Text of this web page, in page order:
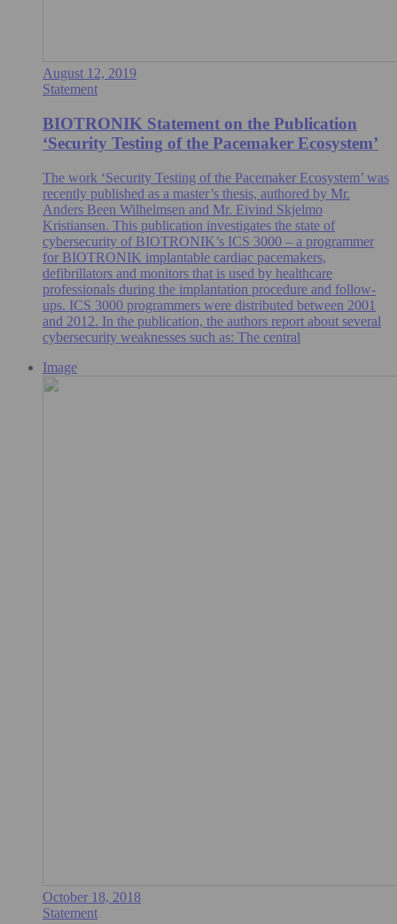
August 12, 2019
Statement
BIOTRONIK Statement on the Publication
‘Security Testing of the Pacemaker Ecosystem’
The work ‘Security Testing of the Pacemaker Ecosystem’ was
recently published as a master’s thesis, authored by Mr.
Anders Been Wilhelmsen and Mr. Eivind Skjelmo
Kristiansen. This publication investigates the state of
cybersecurity of BIOTRONIK’s ICS 3000 – a programmer
for BIOTRONIK implantable cardiac pacemakers,
defibrillators and monitors that is used by healthcare
professionals during the implantation procedure and follow-
ups. ICS 3000 programmers were distributed between 2001
and 2012. In the publication, the authors report about several
cybersecurity weaknesses such as: The central
Image
October 18, 2018
Statement